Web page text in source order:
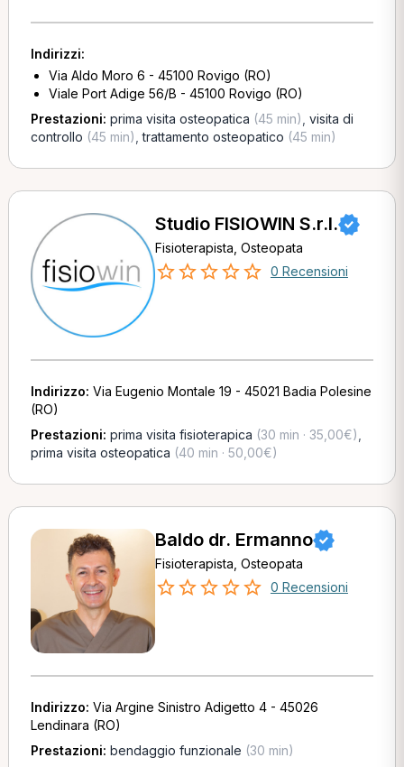
Indirizzi:
Via Aldo Moro 6 - 45100 Rovigo (RO)
Viale Port Adige 56/B - 45100 Rovigo (RO)
Prestazioni: prima visita osteopatica (45 min) visita di
controllo (45 min) ,trattamento osteopatico (45 min)
Studio FISIOWIN S.r.l.
Fisioterapista, Osteopata
0 Recensioni
Indirizzo: Via Eugenio Montale 19 - 45021 Badia Polesine
(RO)
Prestazioni: prima visita fisioterapica (30 min · 35,00€)
prima visita osteopatica (40 min · 50,00€)
Baldo dr. Ermanno
Fisioterapista, Osteopata
0 Recensioni
Indirizzo: Via Argine Sinistro Adigetto 4 - 45026
Lendinara (RO)
Prestazioni: bendaggio funzionale (30 min)